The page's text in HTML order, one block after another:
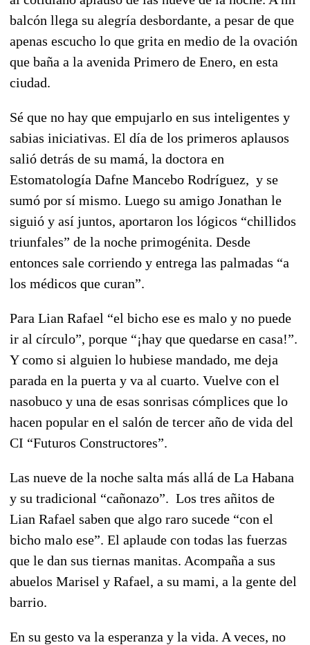
balcón llega su alegría desbordante, a pesar de que
apenas escucho lo que grita en medio de la ovación
que baña a la avenida Primero de Enero, en esta
ciudad.
Sé que no hay que empujarlo en sus inteligentes y
sabias iniciativas. El día de los primeros aplausos
salió detrás de su mamá, la doctora en
Estomatología Dafne Mancebo Rodríguez, y se
sumó por sí mismo. Luego su amigo Jonathan le
siguió y así juntos, aportaron los lógicos “chillidos
triunfales” de la noche primogénita. Desde
entonces sale corriendo y entrega las palmadas “a
los médicos que curan”.
Para Lian Rafael “el bicho ese es malo y no puede
ir al círculo”, porque “¡hay que quedarse en casa!”.
Y como si alguien lo hubiese mandado, me deja
parada en la puerta y va al cuarto. Vuelve con el
nasobuco y una de esas sonrisas cómplices que lo
hacen popular en el salón de tercer año de vida del
CI “Futuros Constructores”.
Las nueve de la noche salta más allá de La Habana
y su tradicional “cañonazo”. Los tres añitos de
Lian Rafael saben que algo raro sucede “con el
bicho malo ese”. El aplaude con todas las fuerzas
que le dan sus tiernas manitas. Acompaña a sus
abuelos Marisel y Rafael, a su mami, a la gente del
barrio.
En su gesto va la esperanza y la vida. A veces, no